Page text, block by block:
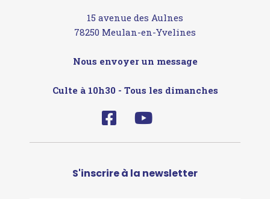
15 avenue des Aulnes
78250 Meulan-en-Yvelines
Nous envoyer un message
Culte à 10h30 - Tous les dimanches
S'inscrire à la newsletter